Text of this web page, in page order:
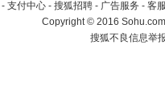
- 支付中心 - 搜狐招聘 - 广告服务 - 客
Copyright©2016
搜狐不良信息举